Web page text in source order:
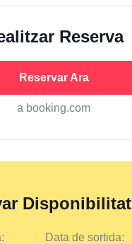
Reserva
Reservar Ara
a booking.com
Disponibilitat
Data de sortida: